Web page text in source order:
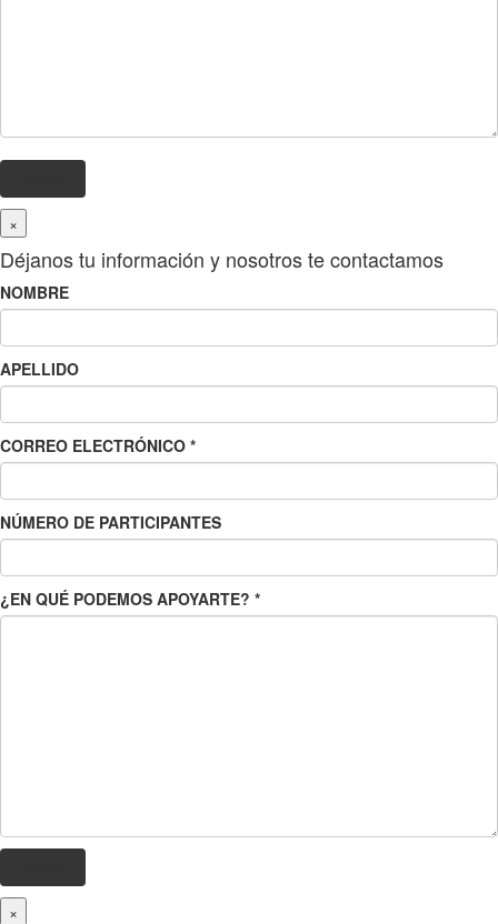
×
Déjanos tu información y nosotros te contactamos
NOMBRE
APELLIDO
CORREO ELECTRÓNICO *
NÚMERO DE PARTICIPANTES
¿EN QUÉ PODEMOS APOYARTE? *
×